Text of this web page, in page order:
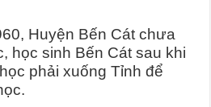
Huyện Bến Cát chưa
học sinh Bến Cát sau khi
phải xuống Tỉnh để